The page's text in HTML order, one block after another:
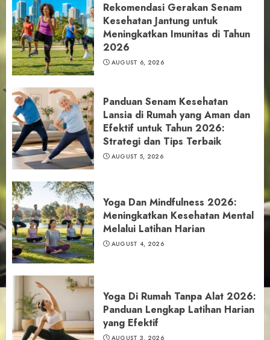
Rekomendasi Gerakan Senam
Kesehatan Jantung untuk
Meningkatkan Imunitas di Tahun
2026
AUGUST 6, 2026
Panduan Senam Kesehatan
Lansia di Rumah yang Aman dan
Efektif untuk Tahun 2026:
Strategi dan Tips Terbaik
AUGUST 5, 2026
Yoga Dan Mindfulness 2026:
Meningkatkan Kesehatan Mental
Melalui Latihan Harian
AUGUST 4, 2026
Yoga Di Rumah Tanpa Alat 2026:
Panduan Lengkap Latihan Harian
yang Efektif
AUGUST 3, 2026